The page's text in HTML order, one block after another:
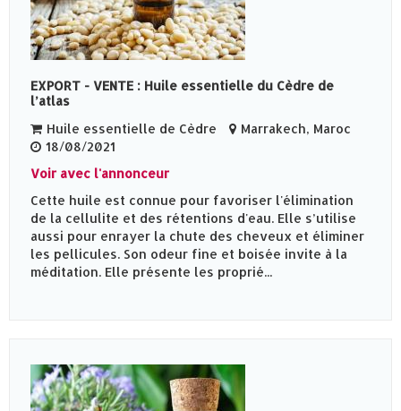
EXPORT - VENTE : Huile essentielle du Cèdre de
l’atlas
Huile essentielle de Cèdre
Marrakech, Maroc
18/08/2021
Voir avec l'annonceur
Cette huile est connue pour favoriser l'élimination
de la cellulite et des rétentions d'eau. Elle s’utilise
aussi pour enrayer la chute des cheveux et éliminer
les pellicules. Son odeur fine et boisée invite à la
méditation. Elle présente les proprié...